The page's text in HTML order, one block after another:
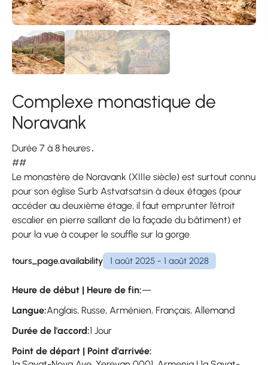
Complexe monastique de
Noravank
Durée 7 à 8 heures․
##
Le monastère de Noravank (XIIIe siècle) est surtout connu
pour son église Surb Astvatsatsin à deux étages (pour
accéder au deuxième étage, il faut emprunter l’étroit
escalier en pierre saillant de la façade du bâtiment) et
pour la vue à couper le souffle sur la gorge.
tours_page.availability 1 août 2025 - 1 août 2028
Heure de début | Heure de fin:—
Langue:Anglais, Russe, Arménien, Français, Allemand
Durée de l'accord:1 Jour
Point de départ | Point d'arrivée: